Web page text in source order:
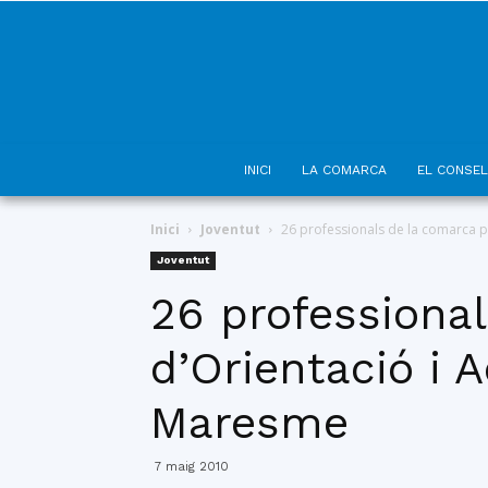
INICI LA COMARCA EL
Inici Joventut 26 professionals de la comarca
Joventut
26
d’Orientació i
Maresme
7 maig 2010